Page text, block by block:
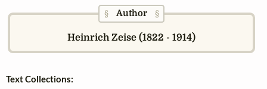
§ Author§
Heinrich Zeise (1822 - 1914)
Text Collections: